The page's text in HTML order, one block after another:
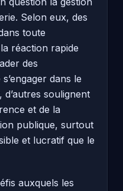
Selon eux, des
toute
réaction rapide
des
dans le
soulignent
et de la
publique, surtout
et lucratif que le
auxquels les